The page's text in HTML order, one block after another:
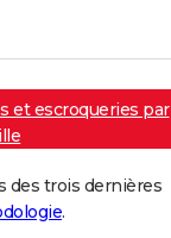
et escroqueries par
des trois dernières
.